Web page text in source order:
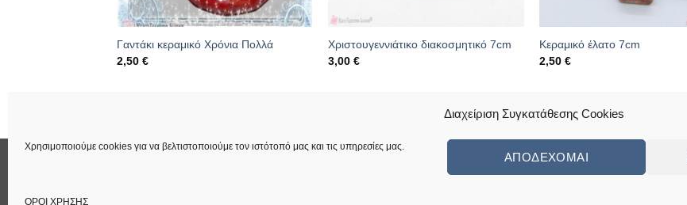
Διαχείριση Συγκατάθεσης Cookies
Χρησιμοποιούμε cookies για να βελτιστοποιούμε τον ιστότοπό μας και τις υπηρεσίες μας.
ΑΠΟΔΈΧΟΜΑΙ
ΟΡΟΙ ΧΡΗΣΗΣ
Γαντάκι κεραμικό Χρόνια Πολλά
2,50 €
Χριστουγεννιάτικο διακοσμητικό 7cm
3,00€
Κεραμικό έλατο 7cm
2,50€